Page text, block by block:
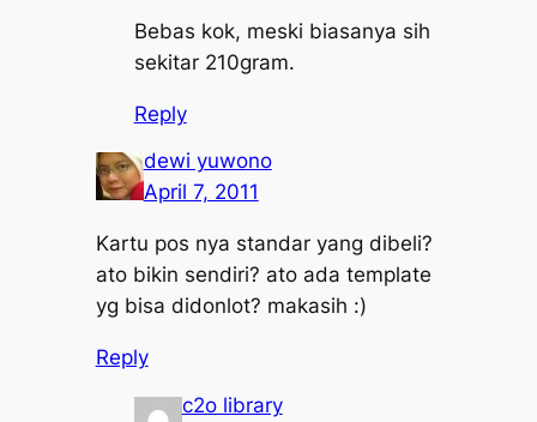
Bebas kok, meski biasanya sih
sekitar 210gram.
Reply
dewi yuwono
April 7, 2011
Kartu pos nya standar yang dibeli?
ato bikin sendiri? ato ada template
yg bisa didonlot? makasih :)
Reply
c2o library